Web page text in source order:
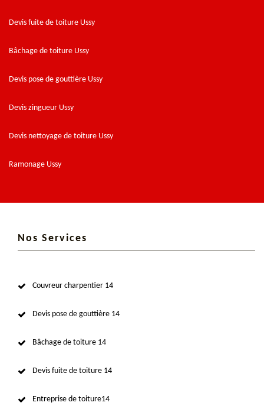
Devis fuite de toiture Ussy
Bâchage de toiture Ussy
Devis pose de gouttière Ussy
Devis zingueur Ussy
Devis nettoyage de toiture Ussy
Ramonage Ussy
Nos Services
Couvreur charpentier 14
Devis pose de gouttière 14
Bâchage de toiture 14
Devis fuite de toiture 14
Entreprise de toiture14